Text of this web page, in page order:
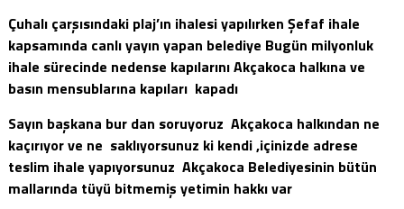
Çuhalı çarşısındaki plaj’ın ihalesi yapılırken Şefaf ihale
kapsamında canlı yayın yapan belediye Bugün milyonluk
ihale sürecinde nedense kapılarını Akçakoca halkına ve
basın mensublarına kapıları kapadı
Sayın başkana bur dan soruyoruz Akçakoca halkından ne
kaçırıyor ve ne saklıyorsunuz ki kendi ,içinizde adrese
teslim ihale yapıyorsunuz Akçakoca Belediyesinin bütün
mallarında tüyü bitmemiş yetimin hakkı var